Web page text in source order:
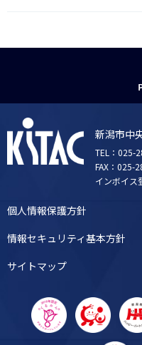
新潟市中
TEL：025-
FAX：025-
インボイス
個人情報保護方針
情報セキュリティ基本方針
サイトマップ